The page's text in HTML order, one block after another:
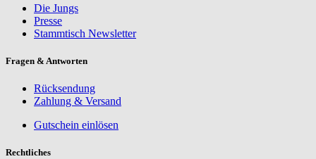
Die Jungs
Presse
Stammtisch Newsletter
Fragen & Antworten
Rücksendung
Zahlung & Versand
Gutschein einlösen
Rechtliches